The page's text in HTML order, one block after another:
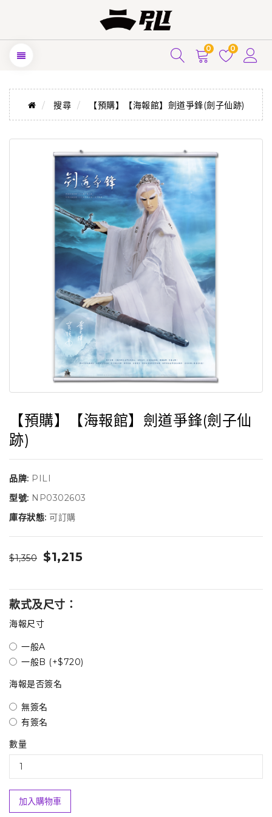
0 0
搜尋 【預購】【海報館】劍道爭鋒(劍子仙跡)
【預購】【海報館】劍道爭鋒(劍子仙
跡)
品牌: PILI
型號: NP0302603
庫存狀態: 可訂購
$1,350 $1,215
款式及尺寸：
海報尺寸
一般A
一般B (+$720)
海報是否簽名
無簽名
有簽名
數量
加入購物車